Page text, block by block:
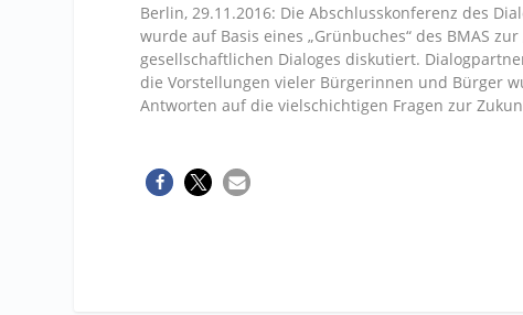
Berlin, 29.11.2016: Die Abschlusskonferenz des
wurde auf Basis eines „Grünbuches“ des BMAS
gesellschaftlichen Dialoges diskutiert.
die Vorstellungen vieler Bürgerinnen und Bürger
Antworten auf die vielschichtigen Fragen zur